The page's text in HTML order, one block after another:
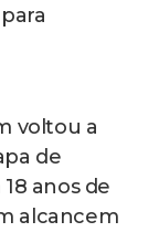
voltou a
de
anos de
alcancem